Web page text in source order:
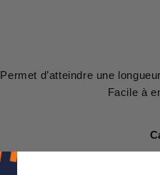
Permet d’atteindre une
Facile à